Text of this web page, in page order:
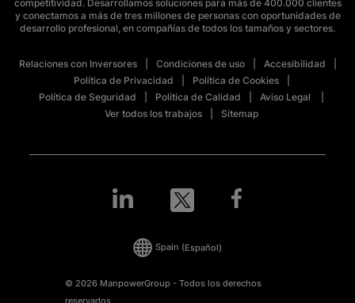
competitividad. Desarrollamos soluciones para más de 400.000 clientes
y conectamos a más de tres millones de personas con oportunidades de
desarrollo profesional, en compañías de todos los tamaños y sectores.
Relaciones con Inversores Condiciones de uso
Accesibilidad
Política de Privacidad
Política de Cookies
Política de Seguridad
Política de Calidad
Aviso Legal
Ver todos los trabajos
Sitemap
© 2026 ManpowerGroup - Todos los derechos
Spain (Español)